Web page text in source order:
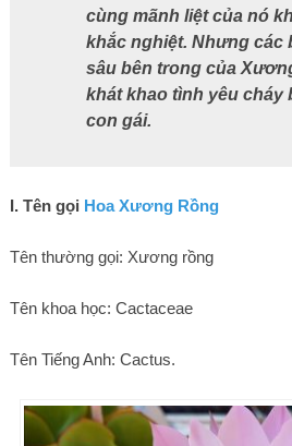
cùng mãnh liệt của nó
khắc nghiệt. Nhưng các
sâu bên trong của
khát khao tình yêu cháy
con gái.
I. Tên gọi Hoa Xương Rồng
Tên thường gọi: Xương rồng
Tên khoa học: Cactaceae
Tên Tiếng Anh: Cactus.